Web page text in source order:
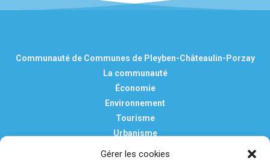
Gérer les cookies
Communauté de Communes de Pleyben-Châteaulin-Porzay
La communauté
Économie
Environnement
Tourisme
Urbanisme